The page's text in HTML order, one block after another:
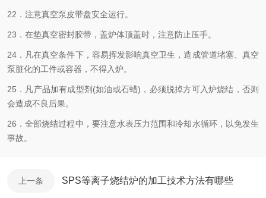
22．注意真空泵皮带盘安全运行。
23．在垫真空密封胶带，盖炉体顶盖时，注意防止压手。
24．凡在真空条件下，容易挥发影响真空卫生，造成管道堵塞、真空
泵脏化的工件或容器，不得入炉。
25．凡产品加有成型剂(如油或石蜡)，必须脱掉方可入炉烧结，否则
会造成不良后果。
26．全部烧结过程中，要注意水表压力范围和冷却水循环，以免发生
事故。
上一条 SPS等离子烧结炉的加工技术方法有哪些